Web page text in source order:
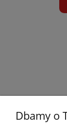
Dbamy o